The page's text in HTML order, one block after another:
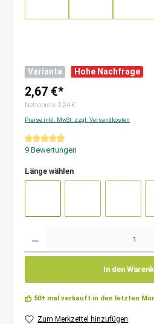
Variante Hohe Nachfrage
2,67 €*
Nettopreis: 2,24 €
Preise inkl. MwSt. zzgl. Versandkosten
Durchschnittliche Bewertung von 4.8
9 Bewertungen
Länge wählen
In den
50+ mal verkauft in den letzten
Zum Merkzettel hinzufügen